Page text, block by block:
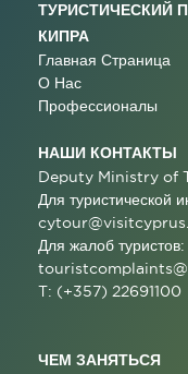
ТУРИСТИЧЕСКИЙ
КИПРА
Главная Страница
О Нас
Профессионалы
НАШИ КОНТАКТЫ
Deputy Ministry of
Для туристической
Для жалоб туристов:
T: (+357) 22691100
ЧЕМ ЗАНЯТЬСЯ